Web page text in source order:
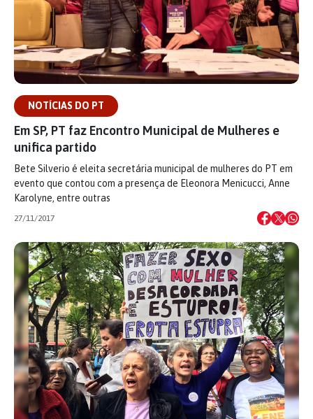
NOTÍCIAS DO PT
Em SP, PT faz Encontro Municipal de Mulheres e
unifica partido
Bete Silverio é eleita secretária municipal de mulheres do PT em
evento que contou com a presença de Eleonora Menicucci, Anne
Karolyne, entre outras
27/11/2017